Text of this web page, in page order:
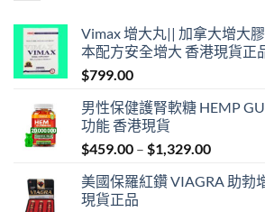
Vimax 增大丸|| 加拿大增大
本配方安全增大 香港現貨正
$799.00
男性保健護腎軟糖 HEMP
功能 香港現貨
$459.00 – $1,329.00Price
$459.00
美國保羅紅鑽 VIAGRA 助勃
現貨正品